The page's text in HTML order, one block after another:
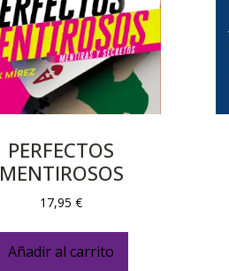
PERFECTOS
MENTIROSOS
17,95€
Añadir al carrito